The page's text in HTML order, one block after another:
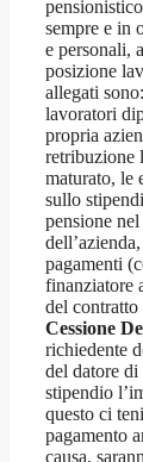
sempre e in
e personali,
posizione
allegati
lavoratori
propria
retribuzione
maturato, le
sullo
pensione
pagamenti
finanziatore
del
Cessione
richiedente
del datore
stipendio
questo ci
pagamento
causa,